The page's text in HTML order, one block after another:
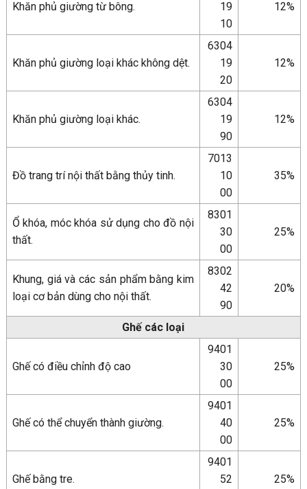
Khăn phủ giường từ bông.
19
10
12%
Khăn phủ giường loại khác không dệt.
6304
19
20
12%
Khăn phủ giường loại khác.
6304
19
90
12%
Đồ trang trí nội thất bằng thủy tinh.
7013
10
00
35%
Ổ khóa, móc khóa sử dụng cho đồ nội
thất.
8301
30
00
25%
Khung, giá và các sản phẩm bằng kim
loại cơ bản dùng cho nội thất.
8302
42
90
20%
Ghế các loại
Ghế có điều chỉnh độ cao
9401
30
00
25%
Ghế có thể chuyển thành giường.
9401
40
00
25%
Ghế bằng tre.
9401
52
25%